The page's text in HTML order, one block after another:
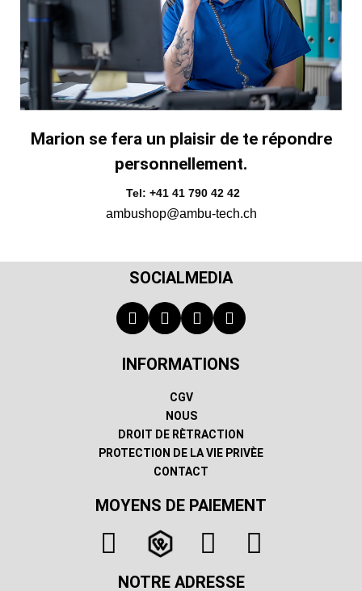
Marion se fera un plaisir de te répondre
personnellement.
Tel: +41 41 790 42 42
ambushop@ambu-tech.ch
SOCIALMEDIA
INFORMATIONS
CGV
NOUS
DROIT DE RÈTRACTION
PROTECTION DE LA VIE PRIVÈE
CONTACT
MOYENS DE PAIEMENT
NOTRE ADRESSE